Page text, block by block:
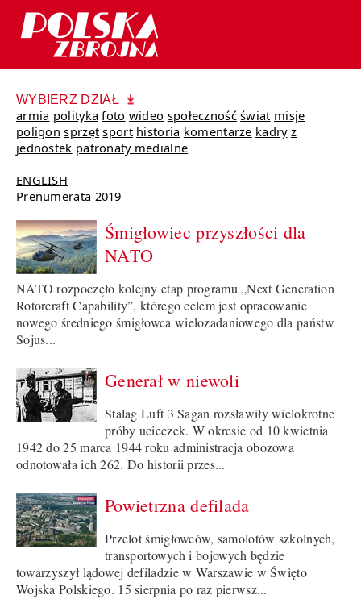
WYBIERZ DZIAŁ
armia polityka foto wideo społeczność świat misje
poligon sprzęt sport historia komentarze kadry z
jednostek patronaty medialne
ENGLISH
Prenumerata 2019
Śmigłowiec przyszłości dla
NATO
NATO rozpoczęło kolejny etap programu „Next Generation
Rotorcraft Capability”, którego celem jest opracowanie
nowego średniego śmigłowca wielozadaniowego dla państw
Sojus...
Generał w niewoli
Stalag Luft 3 Sagan rozsławiły wielokrotne
próby ucieczek. W okresie od 10 kwietnia
1942 do 25 marca 1944 roku administracja obozowa
odnotowała ich 262. Do historii przes...
Powietrzna defilada
Przelot śmigłowców, samolotów szkolnych,
transportowych i bojowych będzie
towarzyszył lądowej defiladzie w Warszawie w Święto
Wojska Polskiego. 15 sierpnia po raz pierwsz...